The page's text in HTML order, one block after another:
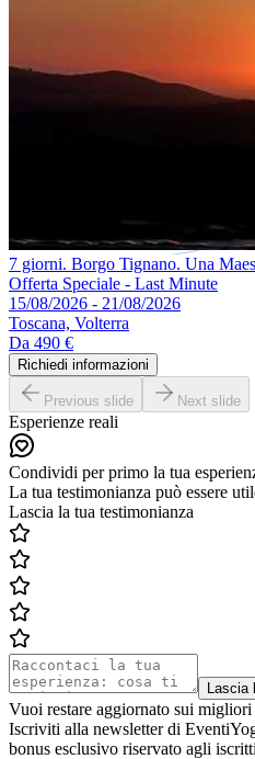
7 giorni. Borgo Tignano. Una
Offerta Speciale - Last Minute
15/08/2026 - 21/08/2026
Toscana, Volterra
Da 490 €
Richiedi informazioni
Previous slide Next slide
Esperienze reali
Condividi per primo la tua
La tua testimonianza può essere
Lascia la tua testimonianza
Vuoi restare aggiornato sui
Iscriviti alla newsletter di
bonus esclusivo riservato agli iscritti